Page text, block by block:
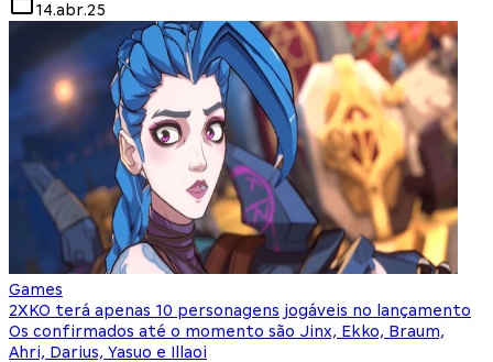
14.abr.25
Games
2XKO terá apenas 10 personagens jogáveis no lançamento
Os confirmados até o momento são Jinx, Ekko, Braum,
Ahri, Darius, Yasuo e Illaoi